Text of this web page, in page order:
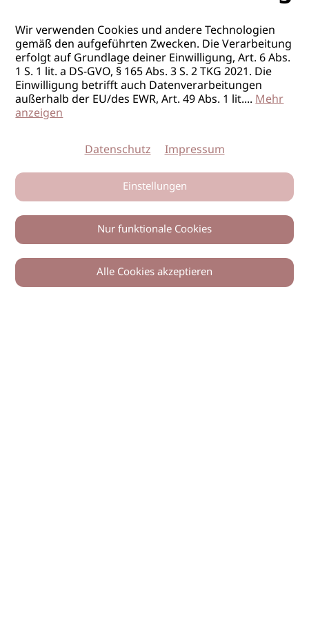
0
Wir verwenden Cookies und andere Technologien
gemäß den aufgeführten Zwecken. Die Verarbeitung
erfolgt auf Grundlage deiner Einwilligung, Art. 6 Abs.
1 S. 1 lit. a DS-GVO, § 165 Abs. 3 S. 2 TKG 2021. Die
Einwilligung betrifft auch Datenverarbeitungen
außerhalb der EU/des EWR, Art. 49 Abs. 1 lit....Mehr
anzeigen
Datenschutz Impressum
Einstellungen
Nur funktionale Cookies
Alle Cookies akzeptieren